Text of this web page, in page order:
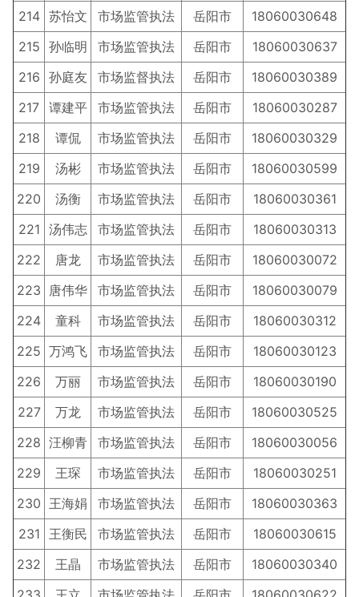
214 苏怡文 市场监管执法 岳阳市
18060030648
215 孙临明 市场监管执法 岳阳市
18060030637
216 孙庭友 市场监督执法 岳阳市
18060030389
217 谭建平 市场监管执法 岳阳市
18060030287
218
谭侃 市场监管执法 岳阳市
18060030329
219
汤彬 市场监管执法 岳阳市
18060030599
220
汤衡 市场监管执法 岳阳市
18060030361
221 汤伟志 市场监管执法 岳阳市
18060030313
222
唐龙 市场监管执法 岳阳市
18060030072
223 唐伟华 市场监管执法 岳阳市
18060030079
224
童科 市场监管执法 岳阳市
18060030312
225 万鸿飞 市场监管执法 岳阳市
18060030123
226
万丽 市场监管执法 岳阳市
18060030190
227
万龙 市场监管执法 岳阳市
18060030525
228 汪柳青 市场监管执法 岳阳市
18060030056
229
王琛 市场监管执法 岳阳市
18060030251
230 王海娟 市场监管执法 岳阳市
18060030363
231
王衡民 市场监管执法 岳阳市
18060030615
232
王晶 市场监管执法 岳阳市
18060030340